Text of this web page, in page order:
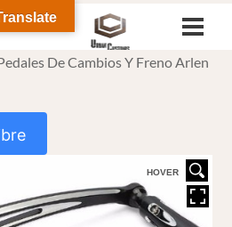
De Cambios Y Freno Arlen
HOVER